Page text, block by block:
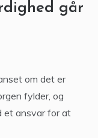
går
om det er
fylder, og
et ansvar for at